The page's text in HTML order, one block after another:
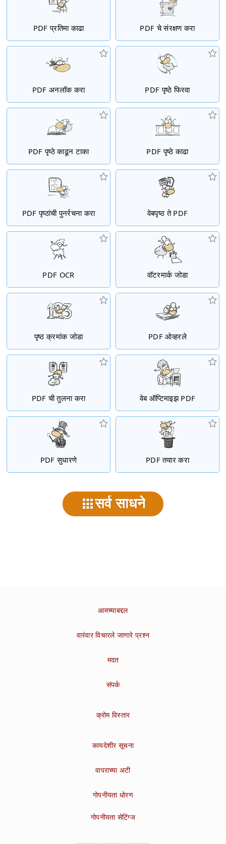
PDF प्रतिमा काढा PDF चे संरक्षण करा
PDF अनलॉक करा PDF पृष्ठे फिरवा
PDF पृष्ठे काढून टाका PDF पृष्ठे काढा
PDF पृष्ठांची पुनर्रचना करा वेबपृष्ठ ते PDF
PDF OCR वॉटरमार्क जोडा
पृष्ठ क्रमांक जोडा PDF ओव्हरले
PDF ची तुलना करा वेब ऑप्टिमाइझ PDF
PDF सुधारणे PDF तयार करा
सर्व साधने
आमच्याबद्दल
वारंवार विचारले जाणारे प्रश्न
मदत
संपर्क
क्रोम विस्तार
कायदेशीर सूचना
वापराच्या अटी
गोपनीयता धोरण
गोपनीयता सेटिंग्ज